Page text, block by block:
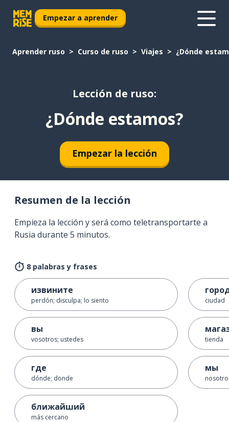
Empezar a aprender
Aprender ruso Curso de ruso Viajes ¿Dónde
Lección de ruso:
¿Dónde estamos?
Empezar la lección
Resumen de la lección
Empieza la lección y será como teletransportarte a
Rusia durante 5 minutos.
8 palabras y frases
извините
perdón; disculpa; lo siento
вы
vosotros; ustedes
где
dónde; donde
ближайший
más cercano
ciudad
tienda
мы